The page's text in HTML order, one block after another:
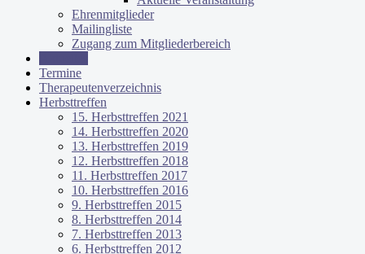
Ehrenmitglieder
Mailingliste
Zugang zum Mitgliederbereich
Termine
Therapeutenverzeichnis
Herbsttreffen
15. Herbsttreffen 2021
14. Herbsttreffen 2020
13. Herbsttreffen 2019
12. Herbsttreffen 2018
11. Herbsttreffen 2017
10. Herbsttreffen 2016
9. Herbsttreffen 2015
8. Herbsttreffen 2014
7. Herbsttreffen 2013
6. Herbsttreffen 2012